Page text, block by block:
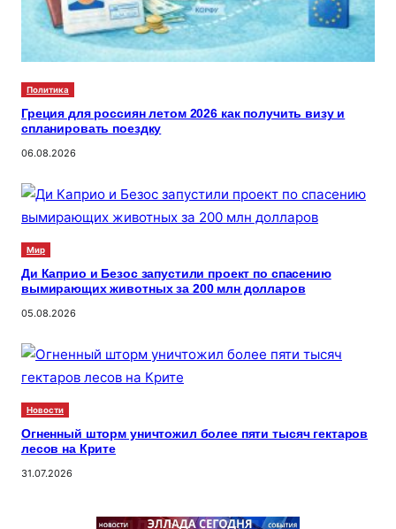
Политика
Греция для россиян летом 2026 как получить визу и
спланировать поездку
06.08.2026
Мир
Ди Каприо и Безос запустили проект по спасению
вымирающих животных за 200 млн долларов
05.08.2026
Новости
Огненный шторм уничтожил более пяти тысяч гектаров
лесов на Крите
31.07.2026